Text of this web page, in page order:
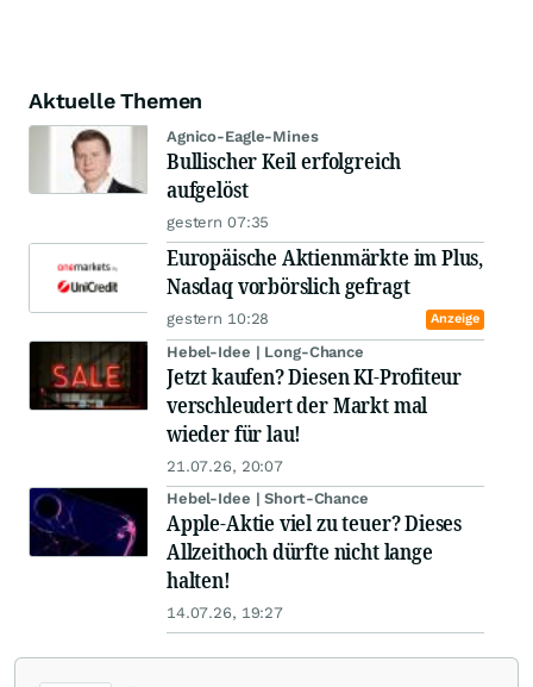
Aktuelle Themen
Agnico-Eagle-Mines
Bullischer Keil erfolgreich
aufgelöst
gestern 07:35
Europäische Aktienmärkte im Plus,
Nasdaq vorbörslich gefragt
gestern 10:28 Anzeige
Hebel-Idee | Long-Chance
Jetzt kaufen? Diesen KI-Profiteur
verschleudert der Markt mal
wieder für lau!
21.07.26, 20:07
Hebel-Idee | Short-Chance
Apple-Aktie viel zu teuer? Dieses
Allzeithoch dürfte nicht lange
halten!
14.07.26, 19:27